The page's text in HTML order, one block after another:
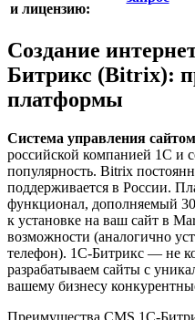
и лицензию:
Создание
Битрикс (Bitrix):
платформы
Система управления
российской компанией 1С и
популярность. Bitrix
поддерживается в России.
функционал, дополняемый
к установке на ваш сайт в
возможности (аналогично
телефон). 1С-Битрикс — не
разрабатываем сайты с
вашему бизнесу